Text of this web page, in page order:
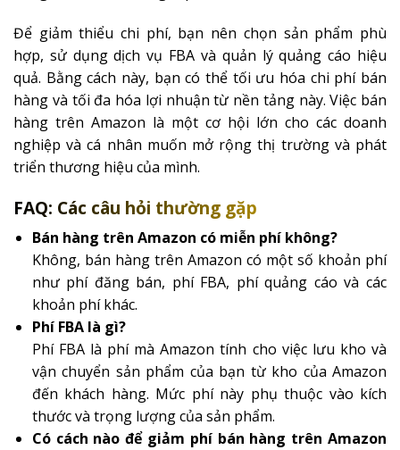
Để giảm thiểu chi phí, bạn nên chọn sản phẩm phù
hợp, sử dụng dịch vụ FBA và quản lý quảng cáo hiệu
quả. Bằng cách này, bạn có thể tối ưu hóa chi phí bán
hàng và tối đa hóa lợi nhuận từ nền tảng này. Việc bán
hàng trên Amazon là một cơ hội lớn cho các doanh
nghiệp và cá nhân muốn mở rộng thị trường và phát
triển thương hiệu của mình.
FAQ: Các câu hỏi thường gặp
Bán hàng trên Amazon có miễn phí không?
Không, bán hàng trên Amazon có một số khoản phí
như phí đăng bán, phí FBA, phí quảng cáo và các
khoản phí khác.
Phí FBA là gì?
Phí FBA là phí mà Amazon tính cho việc lưu kho và
vận chuyển sản phẩm của bạn từ kho của Amazon
đến khách hàng. Mức phí này phụ thuộc vào kích
thước và trọng lượng của sản phẩm.
Có cách nào để giảm phí bán hàng trên Amazon